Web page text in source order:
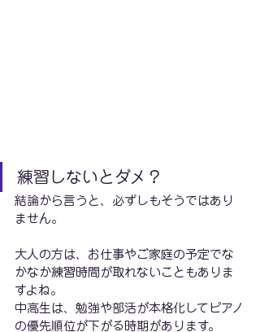
練習しないとダメ？
結論から言うと、必ずしもそうではあり
ません。
大人の方は、お仕事やご家庭の予定でな
かなか練習時間が取れないこともありま
すよね。
中高生は、勉強や部活が本格化してピアノ
の優先順位が下がる時期があります。